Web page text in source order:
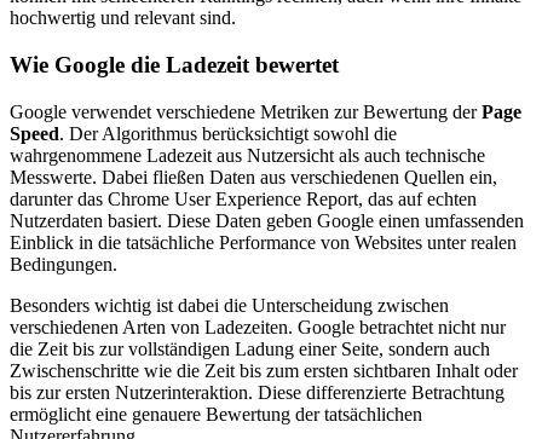
hochwertig und relevant sind.
Wie Google die Ladezeit bewertet
Google verwendet verschiedene Metriken zur Bewertung derPage
Speed. Der Algorithmus berücksichtigt sowohl die
wahrgenommene Ladezeit aus Nutzersicht als auch technische
Messwerte. Dabei fließen Daten aus verschiedenen Quellen ein,
darunter das Chrome User Experience Report, das auf echten
Nutzerdaten basiert. Diese Daten geben Google einen umfassenden
Einblick in die tatsächliche Performance von Websites unter realen
Bedingungen.
Besonders wichtig ist dabei die Unterscheidung zwischen
verschiedenen Arten von Ladezeiten. Google betrachtet nicht nur
die Zeit bis zur vollständigen Ladung einer Seite, sondern auch
Zwischenschritte wie die Zeit bis zum ersten sichtbaren Inhalt oder
bis zur ersten Nutzerinteraktion. Diese differenzierte Betrachtung
ermöglicht eine genauere Bewertung der tatsächlichen